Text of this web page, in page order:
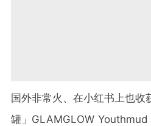
国外非常火、在小红书上也收
罐」GLAMGLOW